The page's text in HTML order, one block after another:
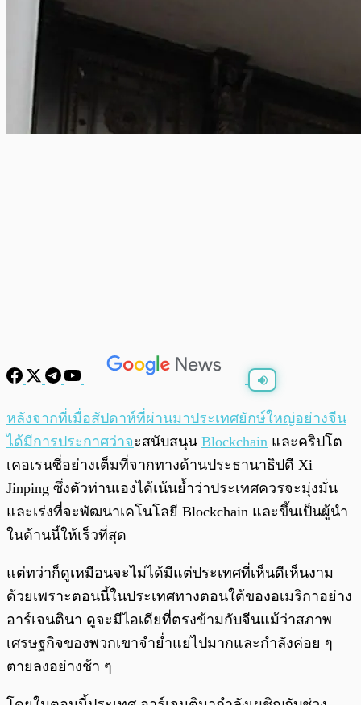
พร้อมเล่น 0:00 / 0:00
หลังจากที่เมื่อสัปดาห์ที่ผ่านมาประเทศยักษ์ใหญ่อย่างจีน
ได้มีการประกาศว่าจะสนับสนุน Blockchain และคริปโต
เคอเรนซี่อย่างเต็มที่จากทางด้านประธานาธิปดี Xi
Jinping ซึ่งตัวท่านเองได้เน้นย้ำว่าประเทศควรจะมุ่งมั่น
และเร่งที่จะพัฒนาเคโนโลยี Blockchain และขึ้นเป็นผู้นำ
ในด้านนี้ให้เร็วที่สุด
แต่ทว่าก็ดูเหมือนจะไม่ได้มีแต่ประเทศที่เห็นดีเห็นงาม
ด้วยเพราะตอนนี้ในประเทศทางตอนใต้ของอเมริกาอย่าง
อาร์เจนตินา ดูจะมีไอเดียที่ตรงข้ามกับจีนแม้ว่าสภาพ
เศรษฐกิจของพวกเขาจำย่ำแย่ไปมากและกำลังค่อย ๆ
ตายลงอย่างช้า ๆ